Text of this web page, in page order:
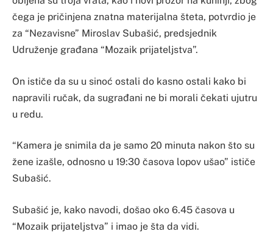
čega je pričinjena znatna materijalna šteta, potvrdio je
za “Nezavisne” Miroslav Subašić, predsjednik
Udruženje građana “Mozaik prijateljstva”.
On ističe da su u sinoć ostali do kasno ostali kako bi
napravili ručak, da sugrađani ne bi morali čekati ujutru
u redu.
“Kamera je snimila da je samo 20 minuta nakon što su
žene izašle, odnosno u 19:30 časova lopov ušao” ističe
Subašić.
Subašić je, kako navodi, došao oko 6.45 časova u
“Mozaik prijateljstva” i imao je šta da vidi.